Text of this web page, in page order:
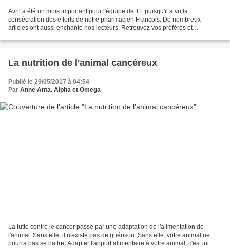
Avril a été un mois important pour l'équipe de TE puisqu'il a vu la
consécration des efforts de notre pharmacien François. De nombreux
articles ont aussi enchanté nos lecteurs. Retrouvez vos préférés et
La nutrition de l'animal cancéreux
Publié le 29/05/2017 à 04:54
Par Anne Anta. Alpha et Omega
La lutte contre le cancer passe par une adaptation de l'alimentation de
l'animal. Sans elle, il n'existe pas de guérison. Sans elle, votre animal ne
pourra pas se battre. Adapter l'apport alimentaire à votre animal, c'est lui